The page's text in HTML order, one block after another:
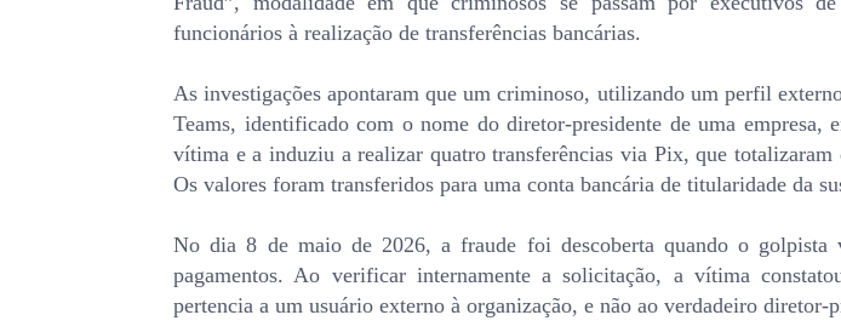
funcionários à realização de transferências bancárias.
As investigações apontaram que um criminoso, utilizando um perfil
Teams, identificado com o nome do diretor-presidente de uma empresa,
vítima e a induziu a realizar quatro transferências via Pix, que totalizaram
Os valores foram transferidos para uma conta bancária de titularidade da
No dia 8 de maio de 2026, a fraude foi descoberta quando o golpista
pagamentos. Ao verificar internamente a solicitação, a vítima
pertencia a um usuário externo à organização, e não ao verdadeiro diretor-